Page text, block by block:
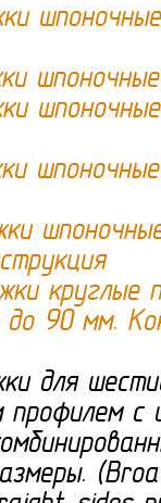
круглые
90 мм.
для
с